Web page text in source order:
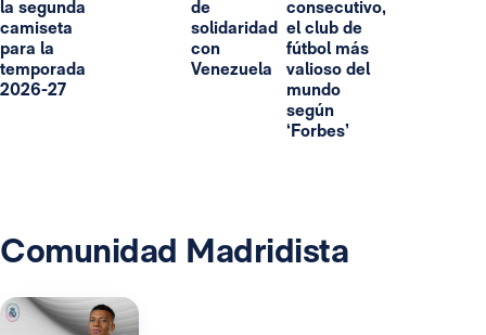
la segunda
camiseta
para la
temporada
2026-27
de
solidaridad
con
Venezuela
consecutivo,
el club de
fútbol más
valioso del
mundo
según
‘Forbes’
Comunidad Madridista